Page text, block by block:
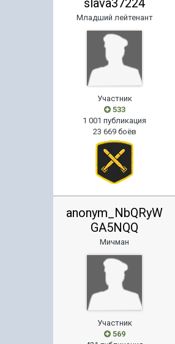
slava37224
Младший лейтенант
Участник
533
1 001 публикация
23 669 боёв
anonym_NbQRyW
GA5NQQ
Мичман
Участник
569